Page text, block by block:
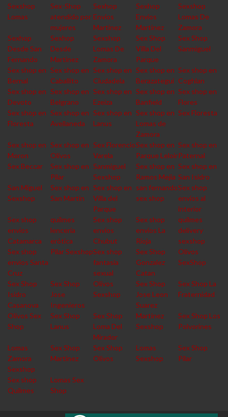
Sexshop
Lomas
Sex-Shop
atendido por
mujeres
Sexhop
Envios
Martinez
Sexhop
Envios
Martinez
Sexshop
Lomas De
Zamora
Sexhop
Desde San
Fernando
Sexhop
Desde
Martinez
Sexshop
Lomas De
Zamora
Sex Shop
Villa Del
Parque
Sex Shop
Sanmiguel
Sex shop en
Bernal
Sex shop en
Caballito
Sex shop en
Ciudadela
Sex shop en
Berazategui
Sex shop en
Coghlan
Sex shop en
Devoto
Sex shop en
Belgrano
Sex shop en
Ezeiza
Sex shop en
Banfield
Sex shop en
Flores
Sex shop en
Floresta
Sex shop en
Avellaneda
Sex shop en
Lanus
Sex shop en
Lomas de
Zamora
Sex Floresta
Sex shop en
Moron
Sex shop en
Olivos
Sex Florencio
Varela
Sex shop en
Parque Leloir
Sex shop en
Paternal
Sex Beccar
Sex shop en
Pilar
Sanmiguel
Sexshop
Sex shop en
Ramos Mejia
Sex shop en
San Isidro
San Miguel
Sexshop
Sex shop en
San Martin
Sex shop en
Villa del
Parque
san fernando
sex shop
Sex shop
envios al
interior
Sex shop
envios
Catamarca
quilmes
lencería
erótica
Sex shop
envios
Chubut
Sex shop
envios La
Rioja
quilmes
delivery
sexshop
Sex shop
envios Santa
Cruz
Pilar SexshopSex shop
fantasia
sexual
Sex Shop
Gonzalez
Catan
Olivos
SexShop
Sex Shop
Isidro
Casanova
Sex Shop
Jose
Ingenieros
Olivos
Sexshop
Sex Shop
Jose Leon
Suarez
Sex Shop La
Fraternidad
Olivos Sex
Shop
Sex Shop
Lanus
Sex Shop
Loma Del
Mirador
Martinez
Sexshop
Sex Shop Los
Polvorines
Lomas
Zamora
Sexshop
Sex Shop
Martinez
Sex Shop
Olivos
Lomas
Sexshop
Sex Shop
Pilar
Sex shop
Quilmes
Lomas Sex
Shop